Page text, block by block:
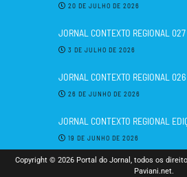
20 DE JULHO DE 2026
JORNAL CONTEXTO REGIONAL 027
3 DE JULHO DE 2026
JORNAL CONTEXTO REGIONAL 026
26 DE JUNHO DE 2026
JORNAL CONTEXTO REGIONAL
19 DE JUNHO DE 2026
Copyright © 2026 Portal do Jornal, todos os
Paviani.net.